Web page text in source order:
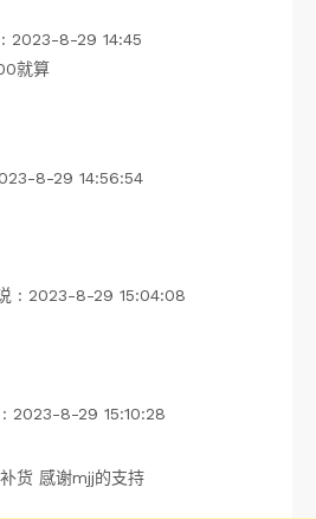
2023-8-29 14:45
就算
8-29 14:56:54
: 2023-8-29 15:04:08
2023-8-29 15:10:28
货 感谢mjj的支持